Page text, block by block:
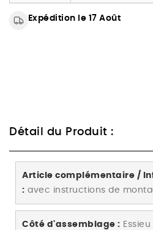
Expédition le 17 Août
Détail du Produit :
Article complémentaire /
: avec instructions de
Côté d'assemblage :